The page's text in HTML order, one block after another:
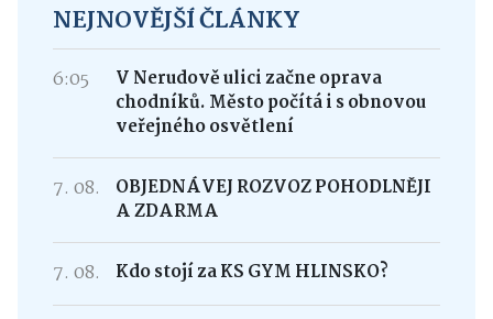
NEJNOVĚJŠÍ ČLÁNKY
6:05
V Nerudově ulici začne oprava
chodníků. Město počítá i s obnovou
veřejného osvětlení
7. 08.
OBJEDNÁVEJ ROZVOZ POHODLNĚJI
A ZDARMA
7. 08. Kdo stojí za KS GYM HLINSKO?